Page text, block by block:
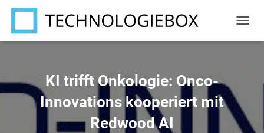
A
I
O
N
KI trifft Onkologie: Onco-
Innovations kooperiert mit
Redwood AI